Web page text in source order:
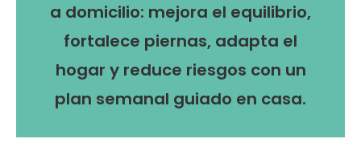
a domicilio: mejora el equilibrio,
fortalece piernas, adapta el
hogar y reduce riesgos con un
plan semanal guiado en casa.